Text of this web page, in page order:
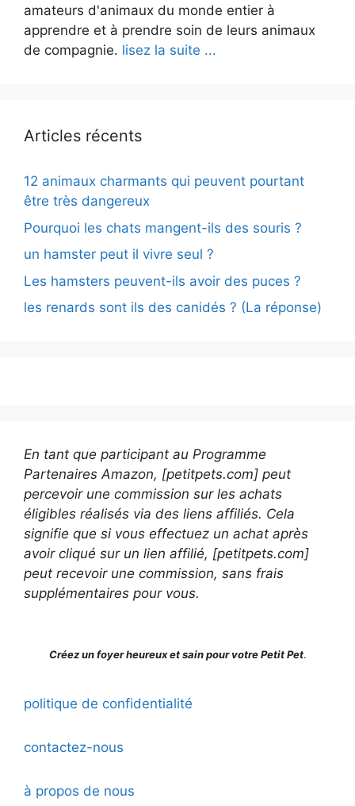
amateurs d'animaux du monde entier à
apprendre et à prendre soin de leurs animaux
de compagnie. lisez la suite ...
Articles récents
12 animaux charmants qui peuvent pourtant
être très dangereux
Pourquoi les chats mangent-ils des souris ?
un hamster peut il vivre seul ?
Les hamsters peuvent-ils avoir des puces ?
les renards sont ils des canidés ? (La réponse)
En tant que participant au Programme
Partenaires Amazon, [petitpets.com] peut
percevoir une commission sur les achats
éligibles réalisés via des liens affiliés. Cela
signifie que si vous effectuez un achat après
avoir cliqué sur un lien affilié, [petitpets.com]
peut recevoir une commission, sans frais
supplémentaires pour vous.
Créez un foyer heureux et sain pour votre Petit Pet.
politique de confidentialité
contactez-nous
à propos de nous